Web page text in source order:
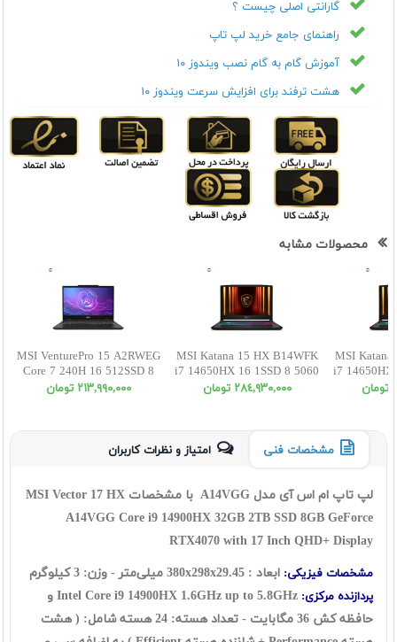
گارانتی اصلی چیست ؟
راهنمای جامع خرید لپ تاپ
آموزش گام به گام نصب ویندوز ۱۰
هشت ترفند برای افزایش سرعت ویندوز ۱۰
محصولات مشابه
MSI VenturePro 15 A2RWEG
Core 7 240H 16 512SSD 8
5050 FHD
٢١٣,٩٩٠,٠٠٠ تومان
MSI Katana 15 HX B14WFK
i7 14650HX 16 1SSD 8 5060
FHD
٢٨٤,٩٣٠,٠٠٠ تومان
MSI
i7 14650HX
مشخصات فنی امتیاز و نظرات کاربران
لپ تاپ ام اس آی مدل A14VGG با مشخصات MSI Vector 17 HX
A14VGG Core i9 14900HX 32GB 2TB SSD 8GB GeForce
RTX4070 with 17 Inch QHD+ Display
مشخصات فیزیکی: ابعاد : 380x 298x29.45 میلی‌متر - وزن: 3 کیلوگرم
پردازنده مرکزی:
Intel Core i9 14900HX 1.6GHz up to 5.8GHz و
حافظه کش 36 مگابایت - تعداد هسته: 24 هسته شامل: ( هشت